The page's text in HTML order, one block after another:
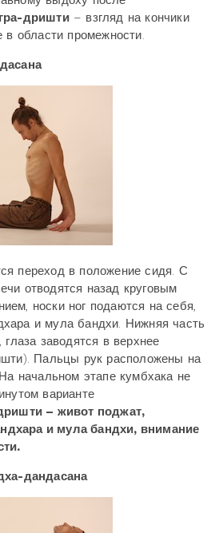
дришти– взгляд на кончики
в области промежности.
переход в положение сидя. С
отводятся назад круговым
носки ног подаются на себя,
и мула бандхи. Нижняя часть
глаза заводятся в верхнее
Пальцы рук расположены на
начальном этапе кумбхака не
варианте
– живот поджат,
и мула бандхи, внимание
дандасана